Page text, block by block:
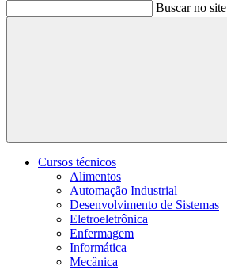
Buscar no site
Buscar
Cursos técnicos
Alimentos
Automação Industrial
Desenvolvimento de Sistemas
Eletroeletrônica
Enfermagem
Informática
Mecânica